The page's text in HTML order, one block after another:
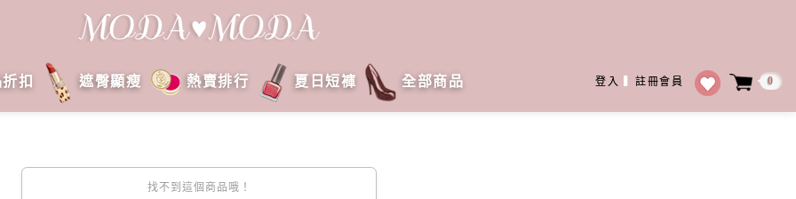
登入 註冊會員 0
扣 遮臀顯瘦 熱賣排行 夏日短褲 全部商品
找不到這個商品哦！